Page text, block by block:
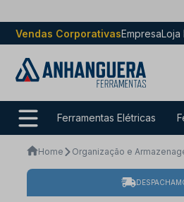
Vendas CorporativasEmpresaLoja
Ferramentas Elétricas
Home Organização e